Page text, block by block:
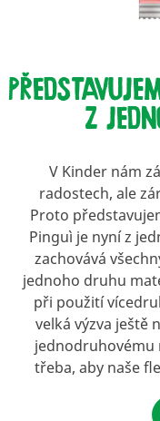
Z
V Kinder nám
radostech, ale
Proto
Pinguì je nyní z
zachovává
jednoho druhu
při použití
velká výzva ještě
jednodruhovému
třeba, aby naše